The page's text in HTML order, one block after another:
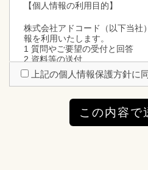
【個人情報の利用目的】
株式会社アドコード（以下当社
報を利用いたします。
1 質問やご要望の受付と回答
2 資料等の送付
【個人情報の第三者への提供に
当社は、下記の場合を除いて個
ことはありません。
1 本人の同意がある場合
上記の個人情報保護方針に
この内容で